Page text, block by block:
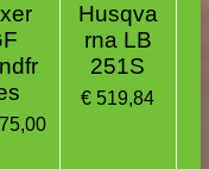
Husqva
rna LB
251S
€ 519,84